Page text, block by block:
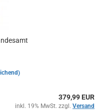
379,99 EUR
inkl. 19% MwSt. zzgl. Versand